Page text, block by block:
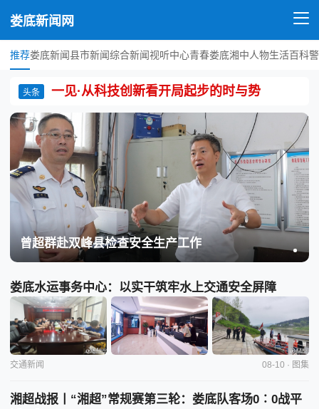
娄底新闻网
推荐娄底新闻县市新闻综合新闻视听中心青春娄底湘中人物生活百科
头条 一见·从科技创新看开局起步的时与势
曾超群赴双峰县检查安全生产工作
娄底水运事务中心：以实干筑牢水上交通安全屏障
交通新闻 08-10 · 图集
湘超战报丨“湘超”常规赛第三轮：娄底队客场0∶0战平